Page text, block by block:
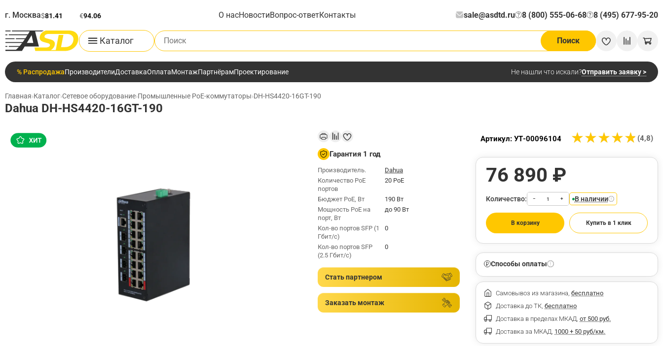
г. Москва$81.41 €94.06 О насНовостиВопрос-ответКонтакты sale@asdtd.ru 8 (800) 555-06-68
? 8 (495) 677-95-20
?
Каталог
Поиск по каталогу
Поиск
% РаспродажаПроизводителиДоставкаОплатаМонтажПартнёрамПроектирование Не нашли что искали?Отправить заявку >
Главная›Каталог›Сетевое оборудование›Промышленные PoE-коммутаторы›DH-HS4420-16GT-190
Dahua DH-HS4420-16GT-190
Гарантия 1 год
Производитель.
Dahua
Количество PoE
портов
20 PoE
Бюджет РоЕ, Вт
190 Вт
Мощность РоЕ на
порт, Вт
до 90 Вт
Кол-во портов SFP (1
Гбит/с)
0
Кол-во портов SFP
(2.5 Гбит/с)
0
Стать партнером
Заказать монтаж
★★★★★
★★★★★ (4,8)
Артикул: УТ-00096104
76 890 ₽
Количество: − + В наличии
В корзину Купить в 1 клик
Способы оплаты
Самовывоз из магазина, бесплатно
Доставка до ТК, бесплатно
Доставка в пределах МКАД, от 500 руб.
Доставка за МКАД, 1000 + 50 руб/км.